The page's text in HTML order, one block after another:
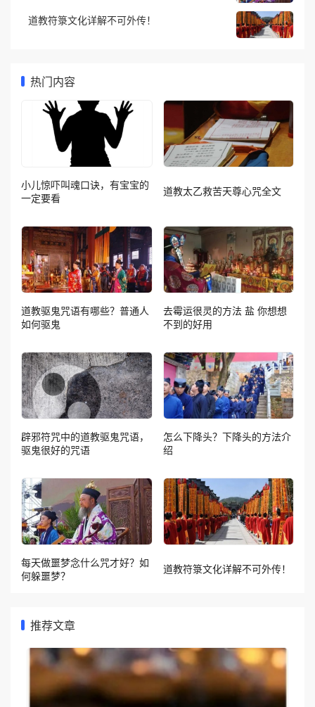
道教符箓文化详解不可外传！
热门内容
小儿惊吓叫魂口诀，有宝宝的
一定要看
道教太乙救苦天尊心咒全文
道教驱鬼咒语有哪些？普通人
如何驱鬼
去霉运很灵的方法 盐 你想想
不到的好用
辟邪符咒中的道教驱鬼咒语，
驱鬼很好的咒语
怎么下降头？下降头的方法介
绍
每天做噩梦念什么咒才好？如
何躲噩梦？
道教符箓文化详解不可外传！
推荐文章